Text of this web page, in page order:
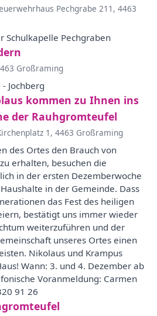
Pechgrabe 211, 4463
Schulkapelle Pechgraben
Großraming
Jochberg
kommen zu Ihnen ins
der Rauhgromteufel
1, 4463 Großraming
des Ortes den Brauch von
erhalten, besuchen die
in der ersten Dezemberwoche
in der Gemeinde. Dass
das Fest des heiligen
bestätigt uns immer wieder
weiterzuführen und der
unseres Ortes einen
Nikolaus und Krampus
Wann: 3. und 4. Dezember ab
Voranmeldung: Carmen
91 26